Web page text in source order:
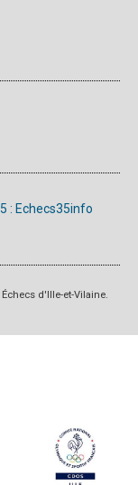
: Echecs35info
d'Ille-et-Vilaine.